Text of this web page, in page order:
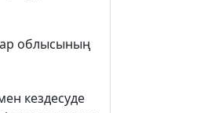
облысының
кездесуде